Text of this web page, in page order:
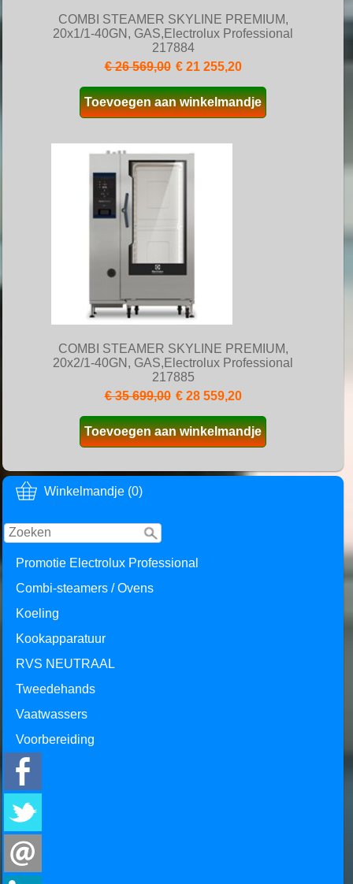
Winkelmandje (0)
Promotie Electrolux Professional
Combi-steamers / Ovens
Koeling
Kookapparatuur
RVS NEUTRAAL
Tweedehands
Vaatwassers
Voorbereiding
COMBI STEAMER SKYLINE PREMIUM,
20x1/1-40GN, GAS,Electrolux Professional
217884
€ 26 569,00 € 21 255,20
Toevoegen aan winkelmandje
COMBI STEAMER SKYLINE PREMIUM,
20x2/1-40GN, GAS,Electrolux Professional
217885
€ 35 699,00 € 28 559,20
Toevoegen aan winkelmandje